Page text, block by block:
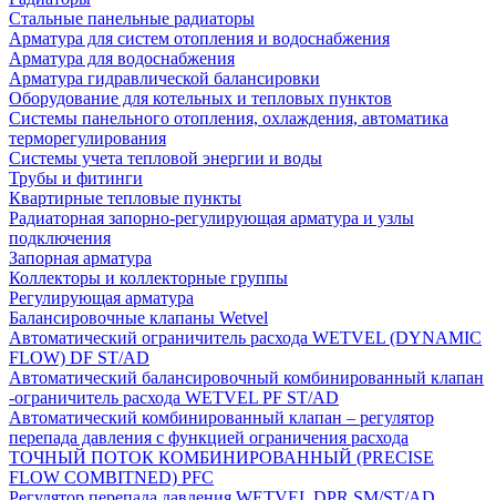
Стальные панельные радиаторы
Арматура для систем отопления и водоснабжения
Арматура для водоснабжения
Арматура гидравлической балансировки
Оборудование для котельных и тепловых пунктов
Системы панельного отопления, охлаждения, автоматика
терморегулирования
Системы учета тепловой энергии и воды
Трубы и фитинги
Квартирные тепловые пункты
Радиаторная запорно-регулирующая арматура и узлы
подключения
Запорная арматура
Коллекторы и коллекторные группы
Регулирующая арматура
Балансировочные клапаны Wetvel
Автоматический ограничитель расхода WETVEL (DYNAMIC
FLOW) DF ST/AD
Автоматический балансировочный комбинированный клапан
-ограничитель расхода WETVEL PF ST/AD
Автоматический комбинированный клапан – регулятор
перепада давления с функцией ограничения расхода
ТОЧНЫЙ ПОТОК КОМБИНИРОВАННЫЙ (PRECISE
FLOW COMBIТNED) PFC